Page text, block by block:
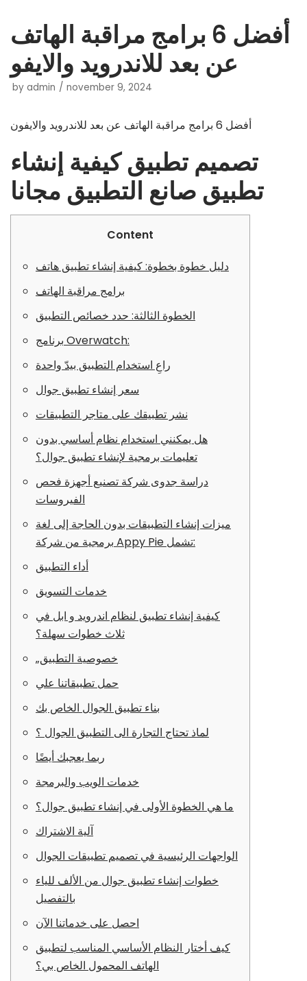
Skip
content
أفضل 6 برامج مراقبة الهاتف
عن بعد للاندرويد والايفو
by admin november 9, 2024
أفضل 6 برامج مراقبة الهاتف عن بعد للاندرويد والايفون
تصميم تطبيق كيفية إنشاء
تطبيق صانع التطبيق مجانا
Content
دليل خطوة بخطوة: كيفية إنشاء تطبيق هاتف
برامج مراقبة الهاتف
الخطوة الثالثة: حدد خصائص التطبيق
برنامج Overwatch:
راعِ استخدام التطبيق بيدّ واحدة
سعر إنشاء تطبيق جوال
نشر تطبيقك على متاجر التطبيقات
هل يمكنني استخدام نظام أساسي بدون
تعليمات برمجية لإنشاء تطبيق جوال؟
دراسة جدوى شركة تصنيع أجهزة فحص
الفيروسات
ميزات إنشاء التطبيقات بدون الحاجة إلى لغة
برمجية من شركة Appy Pie تشمل:
أداء التطبيق
خدمات التسويق
كيفية إنشاء تطبيق لنظام اندرويد و ابل في
ثلاث خطوات سهلة؟
„خصوصية التطبيق
حمل تطبيقاتنا علي
بناء تطبيق الجوال الخاص بك
لماذ تحتاج التجارة الى التطبيق الجوال ؟
ربما يعجبك أيضًا
خدمات الويب والبرمجة
ما هي الخطوة الأولى في إنشاء تطبيق جوال؟
آلية الاشتراك
الواجهات الرئيسية في تصميم تطبيقات الجوال
خطوات إنشاء تطبيق جوال من الألف للياء
بالتفصيل
احصل على خدماتنا الآن
كيف أختار النظام الأساسي المناسب لتطبيق
الهاتف المحمول الخاص بي؟